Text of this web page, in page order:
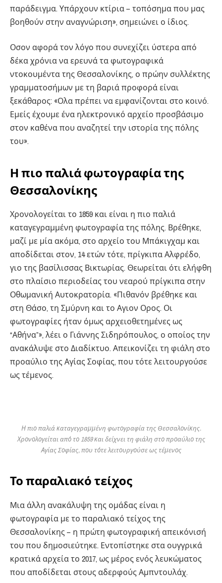
παράδειγμα. Υπάρχουν κτίρια – τοπόσημα που μας
βοηθούν στην αναγνώριση», σημειώνει ο ίδιος.
Οσον αφορά τον λόγο που συνεχίζει ύστερα από
δέκα χρόνια να ερευνά τα φωτογραφικά
ντοκουμέντα της Θεσσαλονίκης, ο πρώην συλλέκτης
γραμματοσήμων με τη βαριά προφορά είναι
ξεκάθαρος: «Ολα πρέπει να εμφανίζονται στο κοινό.
Εμείς έχουμε ένα ηλεκτρονικό αρχείο προσβάσιμο
στον καθένα που αναζητεί την ιστορία της πόλης
του».
Η πιο παλιά φωτογραφία της
Θεσσαλονίκης
Χρονολογείται το 1859 και είναι η πιο παλιά
καταγεγραμμένη φωτογραφία της πόλης. Βρέθηκε,
μαζί με μία ακόμα, στο αρχείο του Μπάκιγχαμ και
αποδίδεται στον, 14 ετών τότε, πρίγκιπα Αλφρέδο,
γιο της βασίλισσας Βικτωρίας. Θεωρείται ότι ελήφθη
στο πλαίσιο περιοδείας του νεαρού πρίγκιπα στην
Οθωμανική Αυτοκρατορία. «Πιθανόν βρέθηκε και
στη Θάσο, τη Σμύρνη και το Αγιον Ορος. Οι
φωτογραφίες ήταν όμως αρχειοθετημένες ως
“Αθήνα”», λέει ο Γιάννης Σιδηρόπουλος, ο οποίος την
ανακάλυψε στο Διαδίκτυο. Απεικονίζει τη φιάλη στο
προαύλιο της Αγίας Σοφίας, που τότε λειτουργούσε
ως τέμενος.
Η πιο παλιά καταγεγραμμένη φωτογραφία της Θεσσαλονίκης.
Χρονολογείται από το 1859 και δείχνει τη φιάλη στο προαύλιο της
Αγίας Σοφίας, που τότε λειτουργούσε ως τέμενος
Το παραλιακό τείχος
Μια άλλη ανακάλυψη της ομάδας είναι η
φωτογραφία με το παραλιακό τείχος της
Θεσσαλονίκης – η πρώτη φωτογραφική απεικόνισή
του που δημοσιεύτηκε. Εντοπίστηκε στα ουγγρικά
κρατικά αρχεία το 2017, ως μέρος ενός λευκώματος
που αποδίδεται στους αδερφούς Αμπντουλάχ.